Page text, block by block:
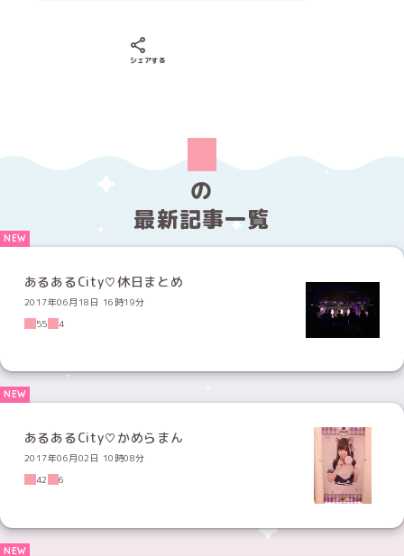
シェアする
の
最新記事一覧
あるあるCity♡休日まとめ
2017年06月18日 16時19分
55
4
あるあるCity♡かめらまん
2017年06月02日 10時08分
42
6